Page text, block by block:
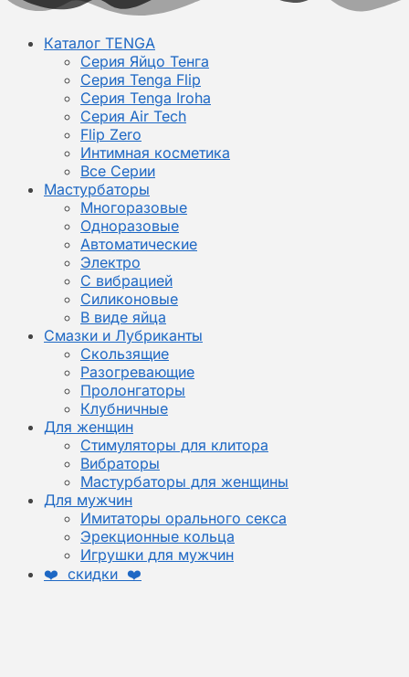
Каталог TENGA
Серия Яйцо Тенга
Серия Tenga Flip
Серия Tenga Iroha
Серия Air Tech
Flip Zero
Интимная косметика
Все Серии
Мастурбаторы
Многоразовые
Одноразовые
Автоматические
Электро
С вибрацией
Силиконовые
В виде яйца
Смазки и Лубриканты
Скользящие
Разогревающие
Пролонгаторы
Клубничные
Для женщин
Стимуляторы для клитора
Вибраторы
Мастурбаторы для женщины
Для мужчин
Имитаторы орального секса
Эрекционные кольца
Игрушки для мужчин
❤️ скидки ❤️